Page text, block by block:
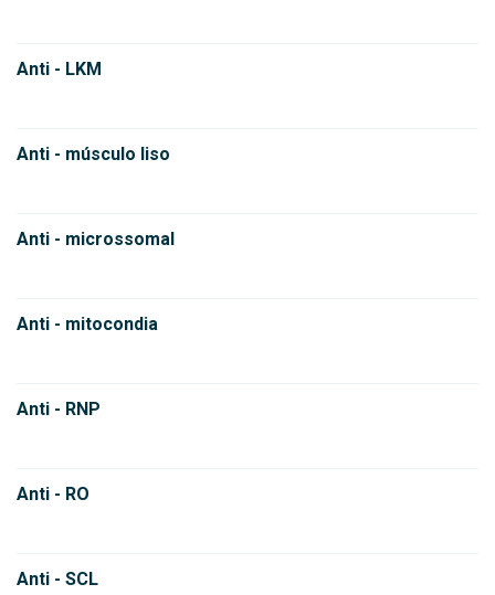
Anti - LKM
Anti - músculo liso
Anti - microssomal
Anti - mitocondia
Anti - RNP
Anti - RO
Anti - SCL